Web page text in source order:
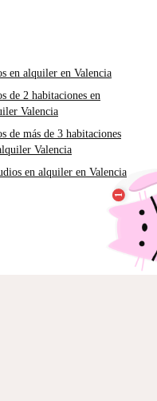
en alquiler en Valencia
de 2 habitaciones en
Valencia
de más de 3 habitaciones
Valencia
en alquiler en Valencia